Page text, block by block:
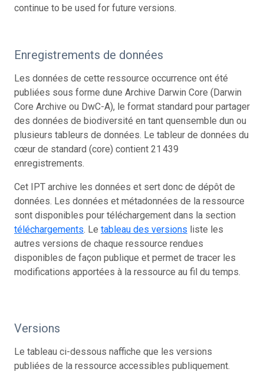
continue to be used for future versions.
Enregistrements de données
Les données de cette ressource occurrence ont été
publiées sous forme dune Archive Darwin Core (Darwin
Core Archive ou DwC-A), le format standard pour partager
des données de biodiversité en tant quensemble dun ou
plusieurs tableurs de données. Le tableur de données du
cœur de standard (core) contient 21 439
enregistrements.
Cet IPT archive les données et sert donc de dépôt de
données. Les données et métadonnées de la ressource
sont disponibles pour téléchargement dans la section
téléchargements. Le tableau des versions liste les
autres versions de chaque ressource rendues
disponibles de façon publique et permet de tracer les
modifications apportées à la ressource au fil du temps.
Versions
Le tableau ci-dessous naffiche que les versions
publiées de la ressource accessibles publiquement.